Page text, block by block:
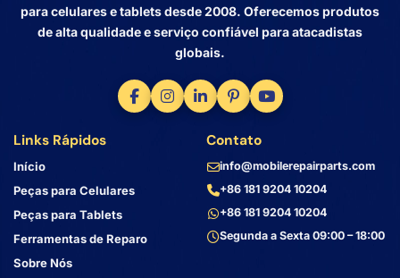
para celulares e tablets desde 2008. Oferecemos produtos
de alta qualidade e serviço confiável para atacadistas
globais.
Links Rápidos
Início
Peças para Celulares
Peças para Tablets
Ferramentas de Reparo
Sobre Nós
Contato
info@mobilerepairparts.com
+86 181 9204 10204
+86 181 9204 10204
Segunda a Sexta 09:00 – 18:00